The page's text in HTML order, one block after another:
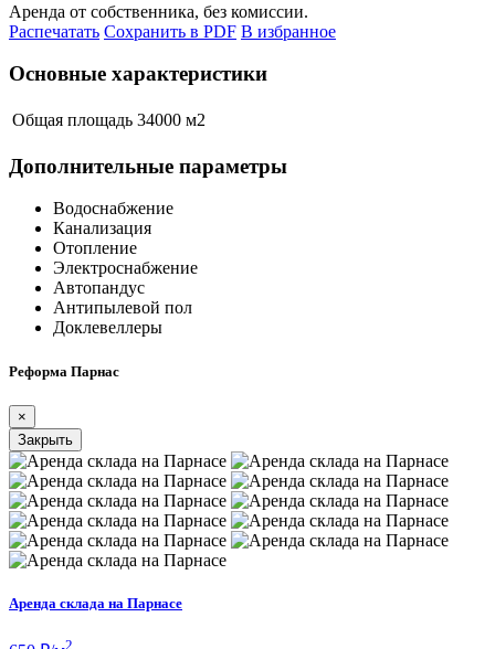
Аренда от собственника, без комиссии.
Распечатать Сохранить в PDF В избранное
Основные характеристики
Общая площадь 34000 м2
Дополнительные параметры
Водоснабжение
Канализация
Отопление
Электроснабжение
Автопандус
Антипылевой пол
Доклевеллеры
Реформа Парнас
×
Закрыть
Аренда склада на Парнасе
2